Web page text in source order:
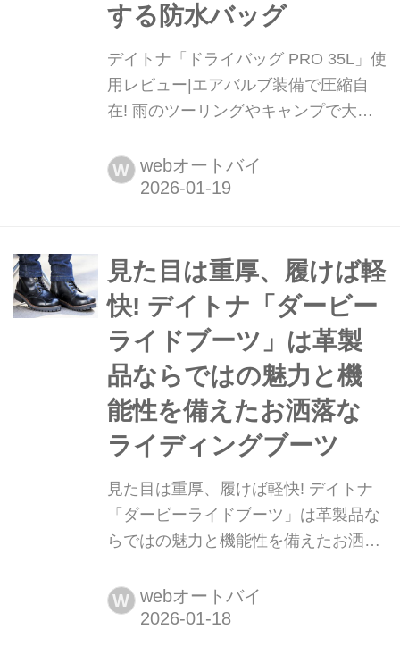
する防水バッグ
デイトナ「ドライバッグ PRO 35L」使
用レビュー|エアバルブ装備で圧縮自
在! 雨のツーリングやキャンプで大活
としてひとつ持っておくと安心なのが
デイトナの「ドライバッグ PRO」。
雨でも役に立つこと間違いなしだ。文:
太田安治/写真:松川 忍、南 孝幸/モデ
ル:平嶋夏海
W webオートバイ
見た目は重厚、履けば軽
快! デイトナ「ダービー
ライドブーツ」は革製
品ならではの魅力と機
能性を備えたお洒落な
ライディングブーツ
見た目は重厚、履けば軽快! デイトナ
「ダービーライドブーツ」は革製品な
らではの魅力と機能性を備えたお洒落
監修のデイトナ「ダービーライドブー
ツ」は、美しいデザインと実用性を兼
W webオートバイ